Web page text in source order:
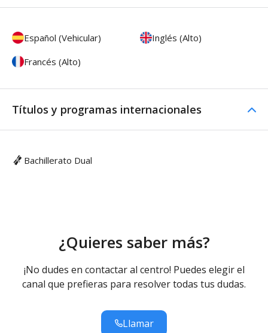
Español (Vehicular)
Inglés (Alto)
Francés (Alto)
Títulos y programas internacionales
Bachillerato Dual
¿Quieres saber más?
¡No dudes en contactar al centro! Puedes elegir el
canal que prefieras para resolver todas tus dudas.
Llamar